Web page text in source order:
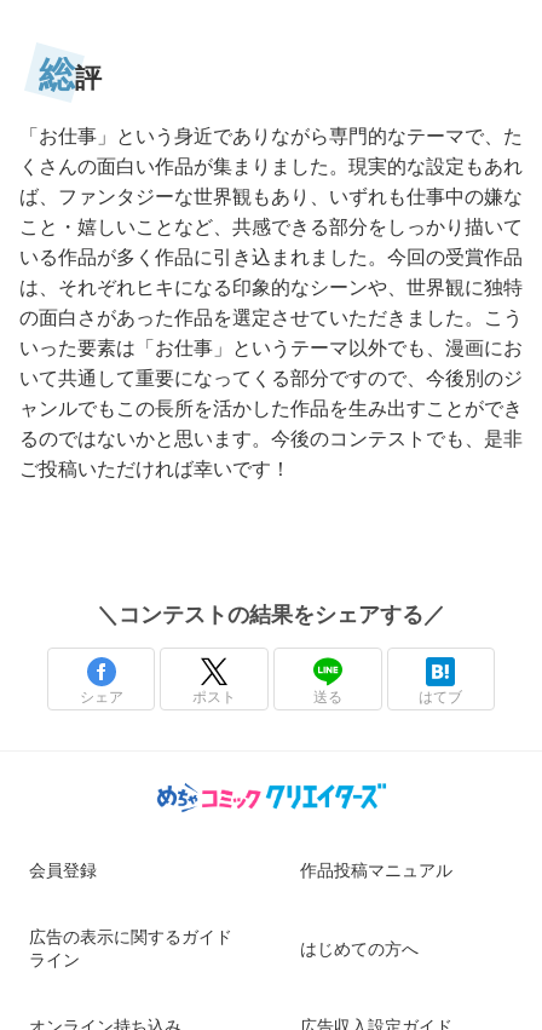
総評
「お仕事」という身近でありながら専門的なテーマで、た
くさんの面白い作品が集まりました。現実的な設定もあれ
ば、ファンタジーな世界観もあり、いずれも仕事中の嫌な
こと・嬉しいことなど、共感できる部分をしっかり描いて
いる作品が多く作品に引き込まれました。今回の受賞作品
は、それぞれヒキになる印象的なシーンや、世界観に独特
の面白さがあった作品を選定させていただきました。こう
いった要素は「お仕事」というテーマ以外でも、漫画にお
いて共通して重要になってくる部分ですので、今後別のジ
ャンルでもこの長所を活かした作品を生み出すことができ
るのではないかと思います。今後のコンテストでも、是非
ご投稿いただければ幸いです！
＼ コンテストの結果をシェアする／
シェア ポスト 送る はてブ
会員登録 作品投稿マニュアル
広告の表示に関するガイド
ライン
はじめての方へ